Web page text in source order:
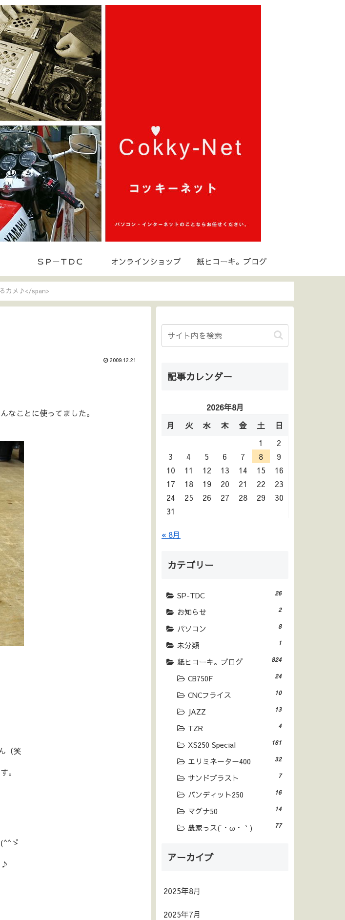
ＳＰ－ＴＤＣ オンラインショップ 紙ヒコーキ。ブログ
カメ♪</span>
2009.12.21
なことに使ってました。
（笑
。
ゞ
♪
記事カレンダー
2026年8月
月
火 水 木 金 土
日
1
2
3
4 5 6 7 8
9
10
11 12 13 14 15
16
17
18 19 20 21 22
23
24
25 26 27 28 29
30
31
« 8月
カテゴリー
SP-TDC 26
お知らせ 2
パソコン 8
未分類 1
紙ヒコーキ。ブログ 824
CB750F 24
CNCフライス 10
JAZZ 13
TZR 4
XS250 Special 161
エリミネーター400 32
サンドブラスト 7
バンディット250 16
マグナ50 14
農家っス(´・ω・｀) 77
アーカイブ
2025年8月
2025年7月